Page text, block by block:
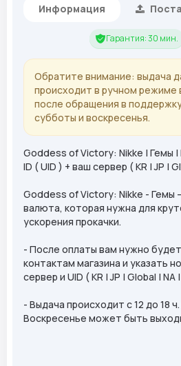
Информация
Гарантия: 30 мин.
Обратите внимание: выдача
происходит в ручном режиме
после обращения в
субботы и воскресенья.
Goddess of Victory: Nikke | Гемы
ID ( UID ) + ваш сервер ( KR | JP |
Goddess of Victory: Nikke - Гемы
валюта, которая нужна для
ускорения прокачки.
- После оплаты вам нужно
контактам магазина и указать
сервер и UID ( KR | JP | Global | NA
- Выдача происходит с 12 до 18
Воскресенье может быть